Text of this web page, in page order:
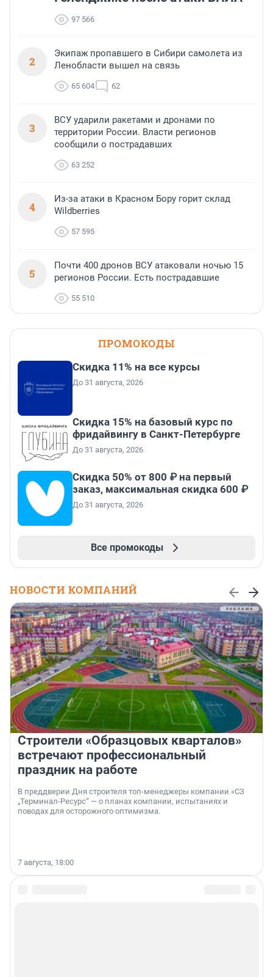
97 566
2
Экипаж пропавшего в Сибири самолета из
Ленобласти вышел на связь
65 604 62
3
ВСУ ударили ракетами и дронами по
территории России. Власти регионов
сообщили о пострадавших
63 252
4
Из-за атаки в Красном Бору горит склад
Wildberries
57 595
5
Почти 400 дронов ВСУ атаковали ночью 15
регионов России. Есть пострадавшие
55 510
ПРОМОКОДЫ
Скидка 11% на все курсы
До 31 августа, 2026
Скидка 15% на базовый курс по
фридайвингу в Санкт-Петербурге
До 31 августа, 2026
Скидка 50% от 800 ₽ на первый
заказ, максимальная скидка 600 ₽
До 31 августа, 2026
Все промокоды
НОВОСТИ КОМПАНИЙ
Строители «Образцовых кварталов»
встречают профессиональный
праздник на работе
В преддверии Дня строителя топ-менеджеры компании «СЗ
„Терминал-Ресурс“ — о планах компании, испытаниях и
поводах для осторожного оптимизма.
7 августа, 18:00